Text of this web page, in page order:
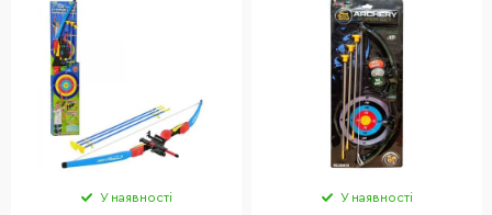
У наявності У наявності